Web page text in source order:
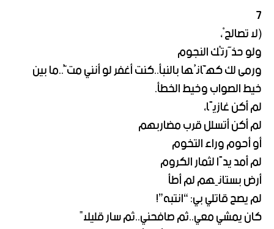
7
(لا تصالحْ،
ولو حذَّرتْك النجوم
ورمى لك كهَّانُها بالنبأ..كنت أغفر لو أنني متُّ..ما بين
خيط الصواب وخيط الخطأ.
لم أكن غازيًا،
لم أكن أتسلل قرب مضاربهم
أو أحوم وراء التخوم
لم أمد يدًا لثمار الكروم
أرض بستانِهم لم أطأ
لم يصح قاتلي بي: “انتبه”!
كان يمشي معي..ثم صافحني..ثم سار قليلاً